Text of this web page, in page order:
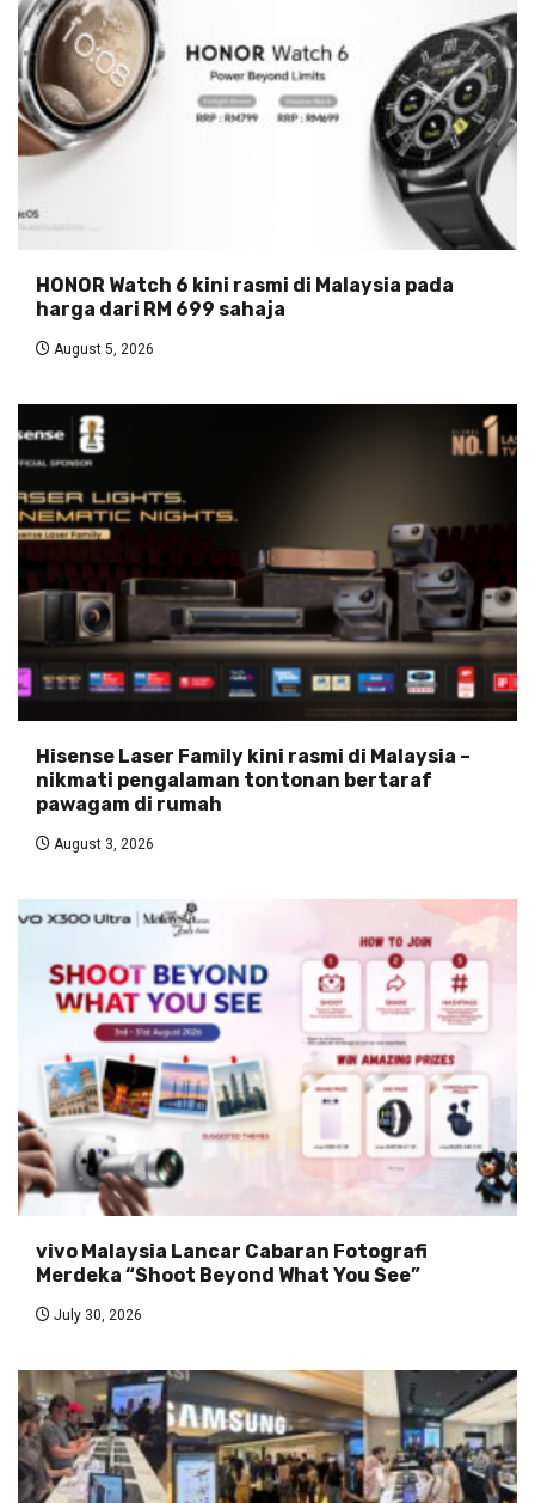
HONOR Watch 6 kini rasmi di Malaysia pada
harga dari RM 699 sahaja
August 5, 2026
Hisense Laser Family kini rasmi di Malaysia –
nikmati pengalaman tontonan bertaraf
pawagam di rumah
August 3, 2026
vivo Malaysia Lancar Cabaran Fotografi
Merdeka “Shoot Beyond What You See”
July 30, 2026